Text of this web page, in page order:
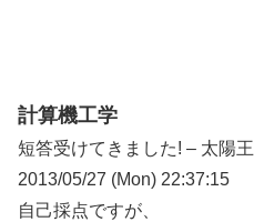
計算機工学
短答受けてきました! – 太陽王
2013/05/27 (Mon) 22:37:15
自己採点ですが、